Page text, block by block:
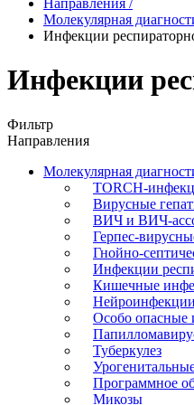
Направления /
Молекулярная
Инфекции
Инфекции
Фильтр
Направления
Молекулярная
TORCH-
Вирусные
ВИЧ и ВИЧ-
Герпес-
Гнойно-
Инфекции
Кишечные
Нейроинфекции
Особо опасные
Туберкулез
Программное
Микозы